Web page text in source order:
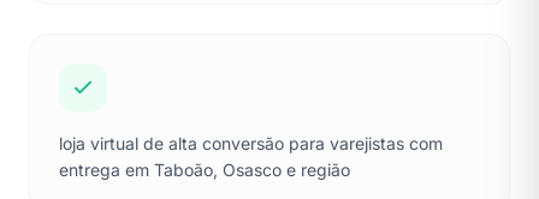
loja virtual de alta conversão para varejistas com
entrega em Taboão, Osasco e região